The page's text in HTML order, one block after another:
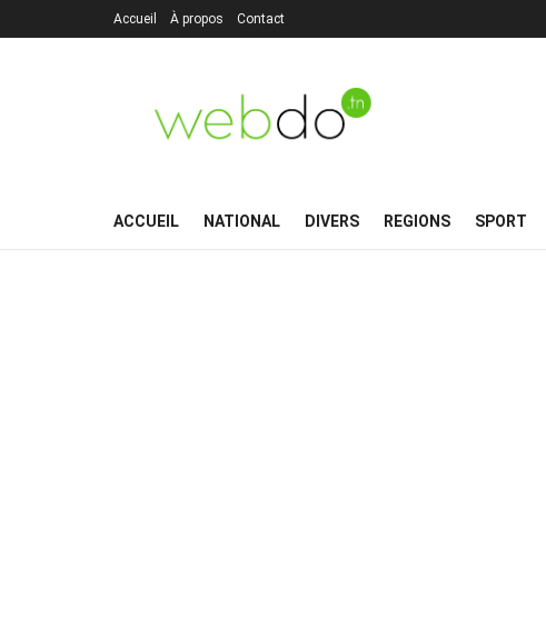
Accueil À propos Contact
ACCUEIL NATIONAL DIVERS REGIONS SPORT